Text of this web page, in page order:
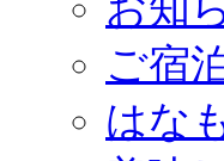
ご宿
はな